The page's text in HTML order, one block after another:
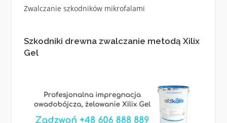
Zwalczanie szkodników mikrofalami
Szkodniki drewna zwalczanie metodą Xilix
Gel